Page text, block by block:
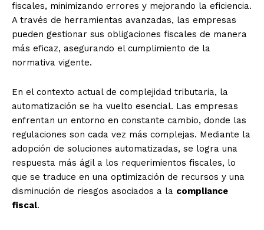
fiscales, minimizando errores y mejorando la eficiencia.
A través de herramientas avanzadas, las empresas
pueden gestionar sus obligaciones fiscales de manera
más eficaz, asegurando el cumplimiento de la
normativa vigente.
En el contexto actual de complejidad tributaria, la
automatización se ha vuelto esencial. Las empresas
enfrentan un entorno en constante cambio, donde las
regulaciones son cada vez más complejas. Mediante la
adopción de soluciones automatizadas, se logra una
respuesta más ágil a los requerimientos fiscales, lo
que se traduce en una optimización de recursos y una
disminución de riesgos asociados a la compliance
fiscal.